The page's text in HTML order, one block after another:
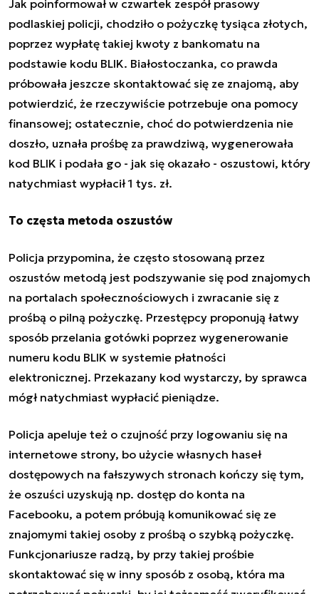
Jak poinformował w czwartek zespół prasowy
podlaskiej policji, chodziło o pożyczkę tysiąca złotych,
poprzez wypłatę takiej kwoty z bankomatu na
podstawie kodu BLIK. Białostoczanka, co prawda
próbowała jeszcze skontaktować się ze znajomą, aby
potwierdzić, że rzeczywiście potrzebuje ona pomocy
finansowej; ostatecznie, choć do potwierdzenia nie
doszło, uznała prośbę za prawdziwą, wygenerowała
kod BLIK i podała go - jak się okazało - oszustowi, który
natychmiast wypłacił 1 tys. zł.
To częsta metoda oszustów
Policja przypomina, że często stosowaną przez
oszustów metodą jest podszywanie się pod znajomych
na portalach społecznościowych i zwracanie się z
prośbą o pilną pożyczkę. Przestępcy proponują łatwy
sposób przelania gotówki poprzez wygenerowanie
numeru kodu BLIK w systemie płatności
elektronicznej. Przekazany kod wystarczy, by sprawca
mógł natychmiast wypłacić pieniądze.
Policja apeluje też o czujność przy logowaniu się na
internetowe strony, bo użycie własnych haseł
dostępowych na fałszywych stronach kończy się tym,
że oszuści uzyskują np. dostęp do konta na
Facebooku, a potem próbują komunikować się ze
znajomymi takiej osoby z prośbą o szybką pożyczkę.
Funkcjonariusze radzą, by przy takiej prośbie
skontaktować się w inny sposób z osobą, która ma